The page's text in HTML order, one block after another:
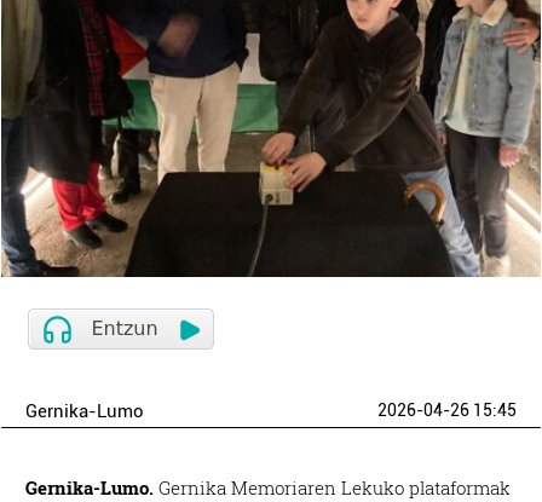
Gernika-Lumo 2026-04-26 15:45
Gernika-Lumo. Gernika Memoriaren Lekuko plataformak